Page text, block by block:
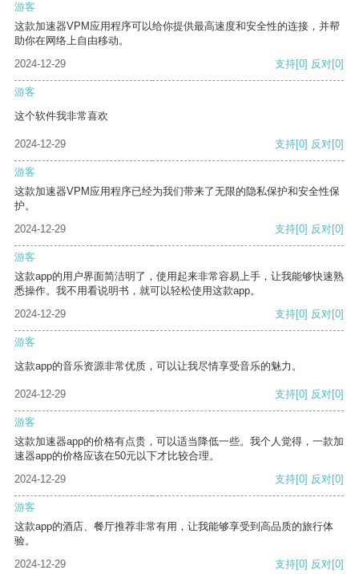
游客
这款加速器VPM应用程序可以给你提供最高速度和安全性的连接，并帮
助你在网络上自由移动。
2024-12-29
支持[0] 反对[0]
游客
这个软件我非常喜欢
2024-12-29 支持[0] 反对[0]
游客
这款加速器VPM应用程序已经为我们带来了无限的隐私保护和安全性保
护。
2024-12-29
支持[0] 反对[0]
游客
这款app的用户界面简洁明了，使用起来非常容易上手，让我能够快速熟
悉操作。我不用看说明书，就可以轻松使用这款app。
2024-12-29
支持[0] 反对[0]
游客
这款app的音乐资源非常优质，可以让我尽情享受音乐的魅力。
2024-12-29 支持[0] 反对[0]
游客
这款加速器app的价格有点贵，可以适当降低一些。我个人觉得，一款加
速器app的价格应该在50元以下才比较合理。
2024-12-29
支持[0] 反对[0]
游客
这款app的酒店、餐厅推荐非常有用，让我能够享受到高品质的旅行体
验。
2024-12-29
支持[0] 反对[0]